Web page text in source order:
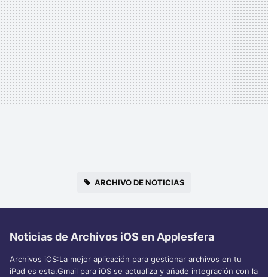
ARCHIVO DE NOTICIAS
Noticias de Archivos iOS en Applesfera
Archivos iOS:La mejor aplicación para gestionar archivos en tu
iPad es esta.Gmail para iOS se actualiza y añade integración con la